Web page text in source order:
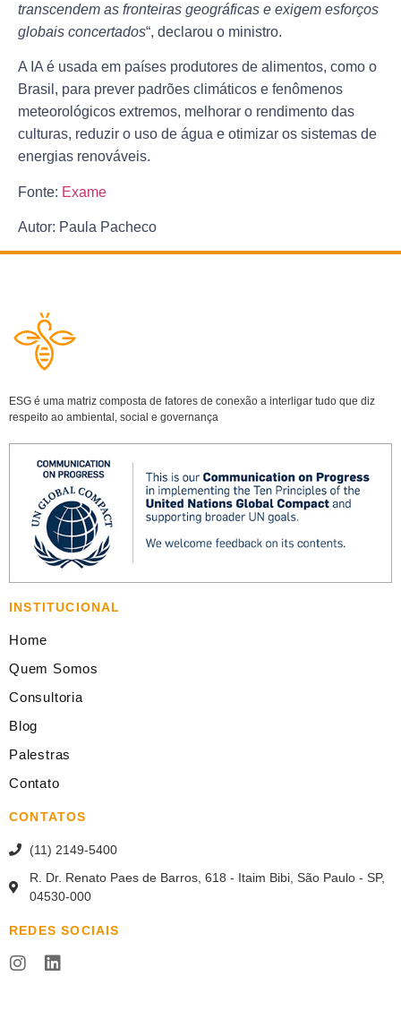
transcendem as fronteiras geográficas e exigem esforços
globais concertados“, declarou o ministro.
A IA é usada em países produtores de alimentos, como o
Brasil, para prever padrões climáticos e fenômenos
meteorológicos extremos, melhorar o rendimento das
culturas, reduzir o uso de água e otimizar os sistemas de
energias renováveis.
Fonte: Exame
Autor: Paula Pacheco
ESG é uma matriz composta de fatores de conexão a interligar tudo que diz
respeito ao ambiental, social e governança
INSTITUCIONAL
Home
Quem Somos
Consultoria
Blog
Palestras
Contato
CONTATOS
(11) 2149-5400
R. Dr. Renato Paes de Barros, 618 - Itaim Bibi, São Paulo - SP,
04530-000
REDES SOCIAIS